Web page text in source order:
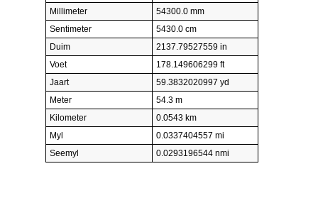
Millimeter
54300.0 mm
Sentimeter
5430.0 cm
Duim
2137.79527559 in
Voet
178.149606299 ft
Jaart
59.3832020997 yd
Meter
54.3 m
Kilometer
0.0543 km
Myl
0.0337404557 mi
Seemyl
0.0293196544 nmi